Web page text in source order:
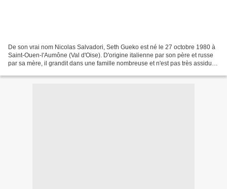
De son vrai nom Nicolas Salvadori, Seth Gueko est né le 27 octobre 1980 à
Saint-Ouen-l'Aumône (Val d'Oise). D'origine italienne par son père et russe
par sa mère, il grandit dans une famille nombreuse et n'est pas très assidu à